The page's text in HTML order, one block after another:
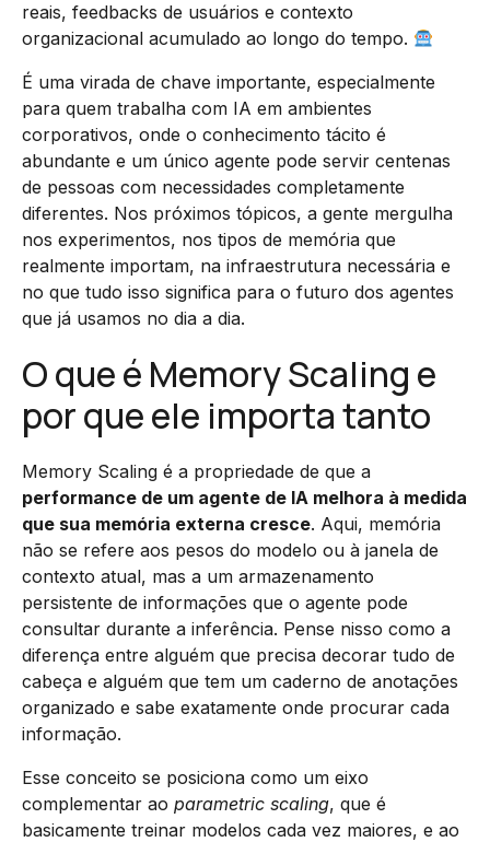
reais, feedbacks de usuários e contexto
organizacional acumulado ao longo do tempo.
É uma virada de chave importante, especialmente
para quem trabalha com IA em ambientes
corporativos, onde o conhecimento tácito é
abundante e um único agente pode servir centenas
de pessoas com necessidades completamente
diferentes. Nos próximos tópicos, a gente mergulha
nos experimentos, nos tipos de memória que
realmente importam, na infraestrutura necessária e
no que tudo isso significa para o futuro dos agentes
que já usamos no dia a dia.
O que é Memory Scaling e
por que ele importa tanto
Memory Scaling é a propriedade de que a
performance de um agente de IA melhora à medida
que sua memória externa cresce. Aqui, memória
não se refere aos pesos do modelo ou à janela de
contexto atual, mas a um armazenamento
persistente de informações que o agente pode
consultar durante a inferência. Pense nisso como a
diferença entre alguém que precisa decorar tudo de
cabeça e alguém que tem um caderno de anotações
organizado e sabe exatamente onde procurar cada
informação.
Esse conceito se posiciona como um eixo
complementar ao parametric scaling, que é
basicamente treinar modelos cada vez maiores, e ao